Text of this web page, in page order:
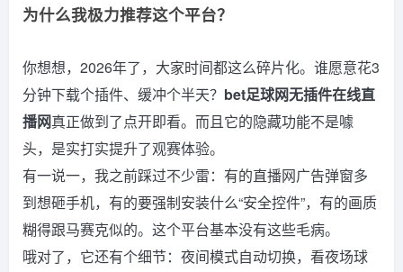
为什么我极力推荐这个平台？
你想想，2026年了，大家时间都这么碎片化。谁愿意花3
分钟下载个插件、缓冲个半天？ bet足球网无插件在线直
播网真正做到了点开即看。而且它的隐藏功能不是噱
头，是实打实提升了观赛体验。
有一说一，我之前踩过不少雷：有的直播网广告弹窗多
到想砸手机，有的要强制安装什么“安全控件”，有的画质
糊得跟马赛克似的。这个平台基本没有这些毛病。
哦对了，它还有个细节：夜间模式自动切换，看夜场球